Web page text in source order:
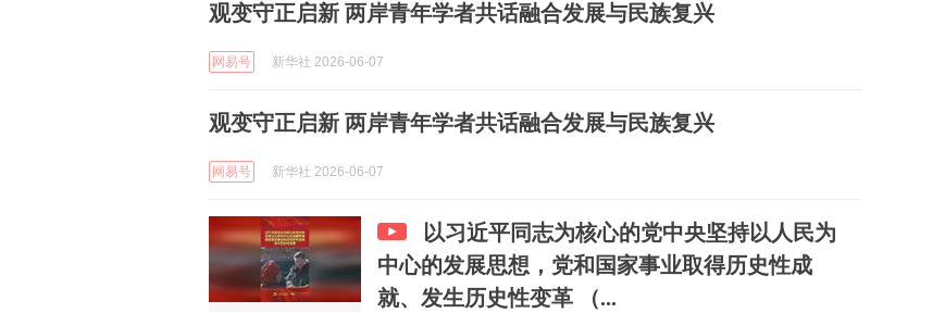
观变守正启新 两岸青年学者共话融合发展与民族复兴
网易号 新华社 2026-06-07
观变守正启新 两岸青年学者共话融合发展与民族复兴
网易号 新华社 2026-06-07
以习近平同志为核心的党中央坚持以人民为
中心的发展思想，党和国家事业取得历史性成
就、发生历史性变革 （...